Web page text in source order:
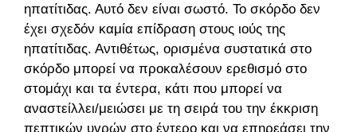
ηπατίτιδας. Αυτό δεν είναι σωστό. Το σκόρδο δεν
έχει σχεδόν καμία επίδραση στους ιούς της
ηπατίτιδας. Αντιθέτως, ορισμένα συστατικά στο
σκόρδο μπορεί να προκαλέσουν ερεθισμό στο
στομάχι και τα έντερα, κάτι που μπορεί να
αναστείλλει/μειώσει με τη σειρά του την έκκριση
πεπτικών υγρών στο έντερο και να επηρεάσει την